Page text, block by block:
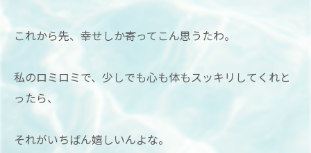
これから先、幸せしか寄ってこん思うたわ。
私のロミロミで、少しでも心も体もスッキリしてくれと
ったら、
それがいちばん嬉しいんよな。